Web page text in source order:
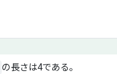
の長さは4である。